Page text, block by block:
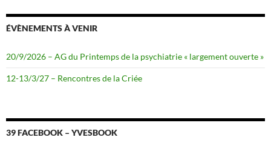
ÉVÈNEMENTS À VENIR
20/9/2026 – AG du Printemps de la psychiatrie « largement ouverte »
12-13/3/27 – Rencontres de la Criée
39 FACEBOOK – YVESBOOK